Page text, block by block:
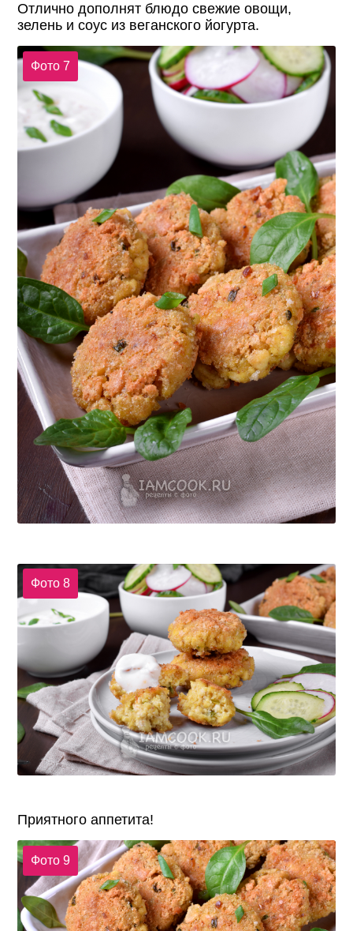
Отлично дополнят блюдо свежие овощи,
зелень и соус из веганского йогурта.
Фото 7
Фото 8
Приятного аппетита!
Фото 9